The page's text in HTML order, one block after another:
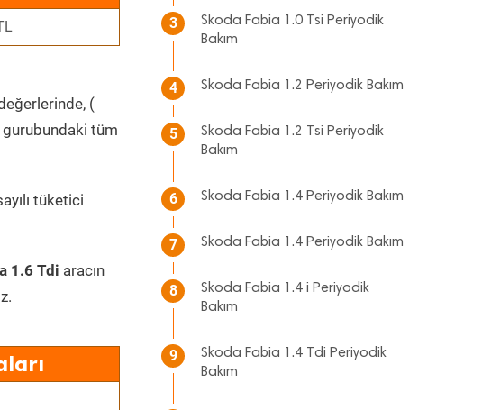
(
gurubundaki tüm
tüketici
1.6 Tdi aracın
3
Skoda Fabia 1.0 Tsi Periyodik
Bakım
4 Skoda Fabia 1.2 Periyodik Bakım
5
Skoda Fabia 1.2 Tsi Periyodik
Bakım
6 Skoda Fabia 1.4 Periyodik Bakım
7 Skoda Fabia 1.4 Periyodik Bakım
8
Skoda Fabia 1.4 i Periyodik
Bakım
9
Skoda Fabia 1.4 Tdi Periyodik
Bakım